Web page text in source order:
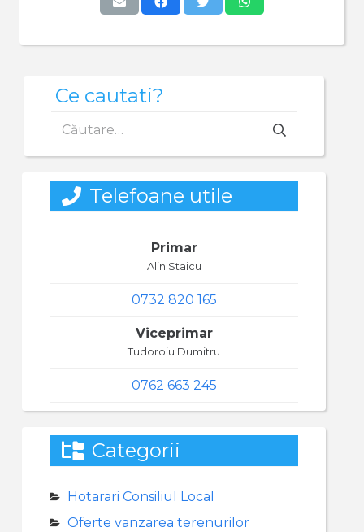
Ce cautati?
după:
Telefoane utile
Primar
Alin Staicu
0732 820 165
Viceprimar
Tudoroiu Dumitru
0762 663 245
Categorii
Hotarari Consiliul Local
Oferte vanzarea terenurilor